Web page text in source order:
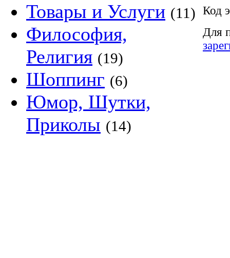
Товары и Услуги (11)
Философия,
Религия (19)
Шоппинг (6)
Юмор, Шутки,
Приколы (14)
Код
Для